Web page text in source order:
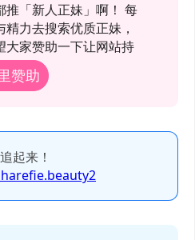
推「新人正妹」啊！ 每
力去搜索优质正妹，
大家赞助一下让网站持
赞助
追起来！